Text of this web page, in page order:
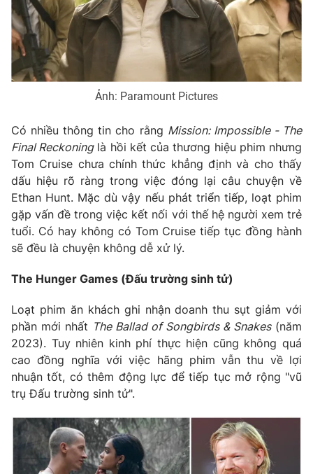
Ảnh: Paramount Pictures
Có nhiều thông tin cho rằng Mission: Impossible - The
Final Reckoninglà hồi kết của thương hiệu phim nhưng
Tom Cruise chưa chính thức khẳng định và cho thấy
dấu hiệu rõ ràng trong việc đóng lại câu chuyện về
Ethan Hunt. Mặc dù vậy nếu phát triển tiếp, loạt phim
gặp vấn đề trong việc kết nối với thế hệ người xem trẻ
tuổi. Có hay không có Tom Cruise tiếp tục đồng hành
sẽ đều là chuyện không dễ xử lý.
The Hunger Games (Đấu trường sinh tử)
Loạt phim ăn khách ghi nhận doanh thu sụt giảm với
phần mới nhất The Ballad of Songbirds & Snakes(năm
2023). Tuy nhiên kinh phí thực hiện cũng không quá
cao đồng nghĩa với việc hãng phim vẫn thu về lợi
nhuận tốt, có thêm động lực để tiếp tục mở rộng "vũ
trụ Đấu trường sinh tử".